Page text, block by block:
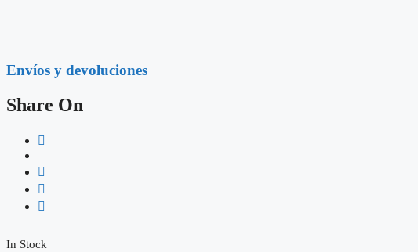
Envíos y devoluciones
Share On
In Stock